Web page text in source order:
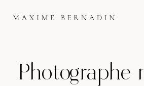
Photographe